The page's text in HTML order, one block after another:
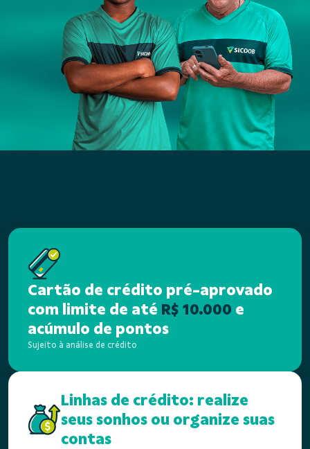
Vantagens de ser Sicoob
Cartão de crédito pré-aprovado
com limite de até R$ 10.000 e
acúmulo de pontos
Sujeito à análise de crédito
Linhas de crédito: realize
seus sonhos ou organize suas
contas